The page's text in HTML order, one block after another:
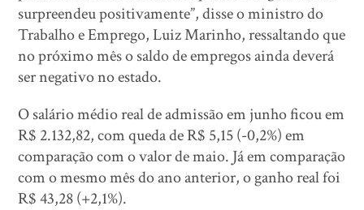
surpreendeu positivamente”, disse o ministro do
Trabalho e Emprego, Luiz Marinho, ressaltando que
no próximo mês o saldo de empregos ainda deverá
ser negativo no estado.
O salário médio real de admissão em junho ficou em
R$ 2.132,82, com queda de R$ 5,15 (-0,2%) em
comparação com o valor de maio. Já em comparação
com o mesmo mês do ano anterior, o ganho real foi
R$ 43,28 (+2,1%).